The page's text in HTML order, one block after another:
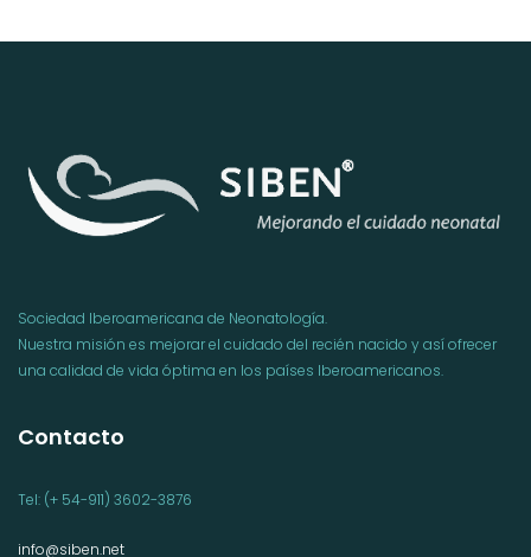
Sociedad Iberoamericana de Neonatología.
Nuestra misión es mejorar el cuidado del recién nacido y así ofrecer
una calidad de vida óptima en los países Iberoamericanos.
Contacto
Tel: (+ 54-911) 3602-3876
info@siben.net